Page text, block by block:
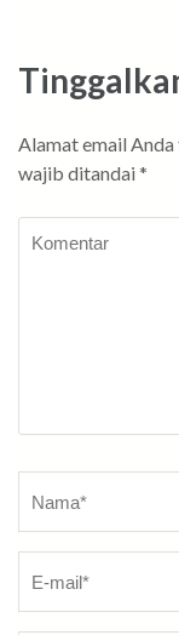
Alamat email
wajib ditandai *